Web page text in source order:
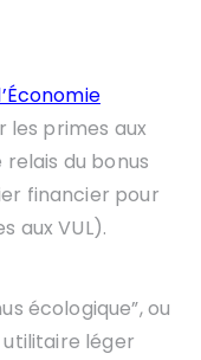
les primes aux
du bonus
financier pour
aux VUL).
écologique”, ou
utilitaire léger